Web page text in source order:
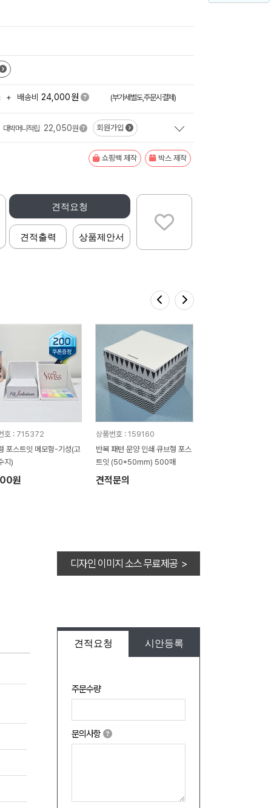
+ 배송비 24,000원 (부가세별도,주문시결제)
대박머니적립 22,050원 회원가입
쇼핑백 제작 박스 제작
견적요청
견적출력 상품제안서
호 : 715372
포스트잇 메모함-기성(고
지)
원
상품번호 : 159160
반복 패턴 문양 인쇄 큐브형 포스
트잇 (50*50mm) 500매
견적문의
디자인 이미지 소스 무료제공 >
견적요청 시안등록
주문수량
문의사항